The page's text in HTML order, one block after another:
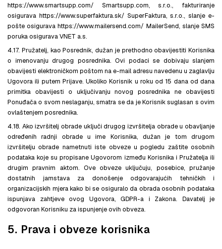
https://www.smartsupp.com/ Smartsupp.com, s.r.o., fakturiranje
osigurava https://www.superfaktura.sk/ SuperFaktura, s.r.o., slanje e-
pošte osigurava https://www.mailersend.com/ MailerSend, slanje SMS
poruka osigurava VNET a.s.
4.17. Pružatelj, kao Posrednik, dužan je prethodno obavijestiti Korisnika
o imenovanju drugog posrednika. Ovi podaci se dobivaju slanjem
obavijesti elektroničkom poštom na e-mail adresu navedenu u zaglavlju
Ugovora ili putem Prijave. Ukoliko Korisnik u roku od 15 dana od dana
primitka obavijesti o uključivanju novog posrednika ne obavijesti
Ponuđača o svom neslaganju, smatra se da je Korisnik suglasan s ovim
ovlaštenjem posrednika.
4.18. Ako izvršitelj obrade uključi drugog izvršitelja obrade u obavljanje
određenih radnji obrade u ime Korisnika, dužan je tom drugom
izvršitelju obrade nametnuti iste obveze u pogledu zaštite osobnih
podataka koje su propisane Ugovorom između Korisnika i Pružatelja ili
drugim pravnim aktom. Ove obveze uključuju, posebice, pružanje
dostatnih jamstava za donošenje odgovarajućih tehničkih i
organizacijskih mjera kako bi se osiguralo da obrada osobnih podataka
ispunjava zahtjeve ovog Ugovora, GDPR-a i Zakona. Davatelj je
odgovoran Korisniku za ispunjenje ovih obveza.
5. Prava i obveze korisnika